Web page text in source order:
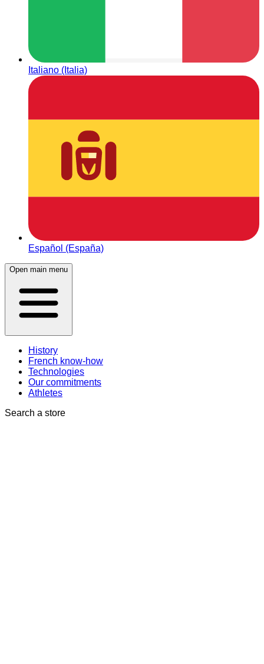
Italiano (Italia)
Español (España)
Open main menu
History
French know-how
Technologies
Our commitments
Athletes
Search a store